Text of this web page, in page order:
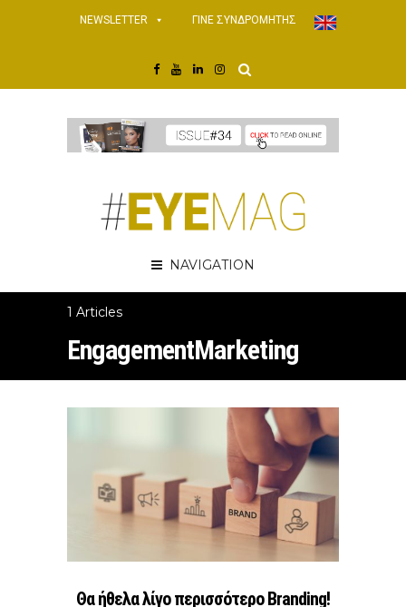
NEWSLETTER ΓΙΝΕ ΣΥΝΔΡΟΜΗΤΗΣ
NAVIGATION
1 Articles
EngagementMarketing
Θα ήθελα λίγο περισσότερο Βranding!